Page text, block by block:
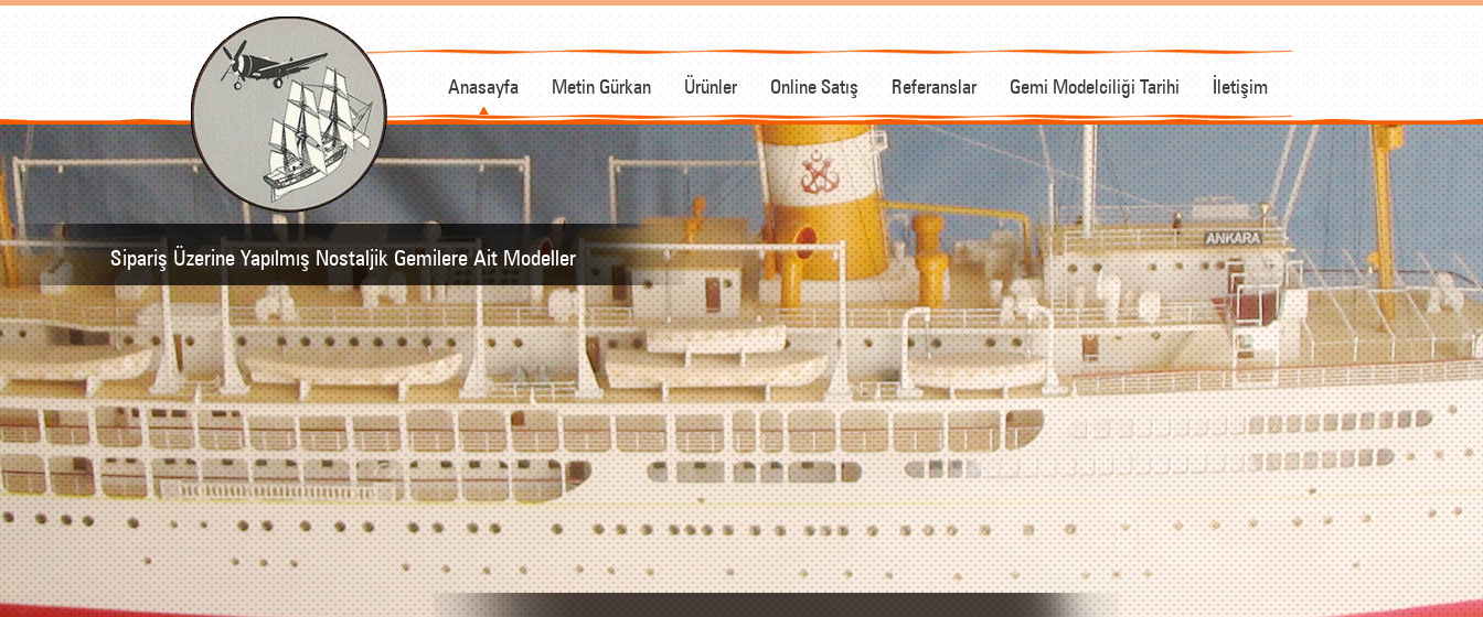
Anasayfa Metin Gürkan Ürünler Online Satış Referanslar Gemi Modelciliği Tarihi İletişim
Sipariş Üzerine Yapılmış Nostaljik Gemilere Ait Modeller